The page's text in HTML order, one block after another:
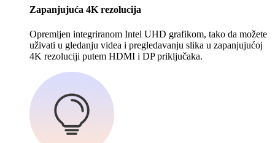
Zapanjujuća 4K rezolucija
Opremljen integriranom Intel UHD grafikom, tako da možete
uživati ​​u gledanju videa i pregledavanju slika u zapanjujućoj
4K rezoluciji putem HDMI i DP priključaka.